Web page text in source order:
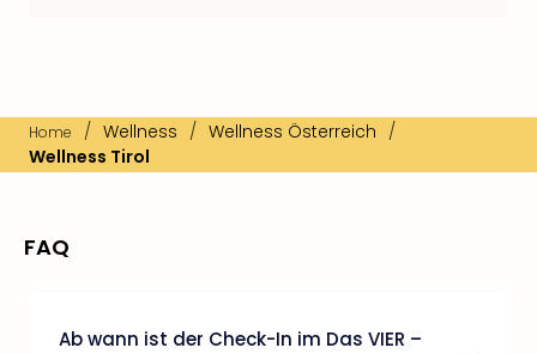
Home / Wellness / Wellness Österreich /
Wellness Tirol
FAQ
Ab wann ist der Check-In im Das VIER –